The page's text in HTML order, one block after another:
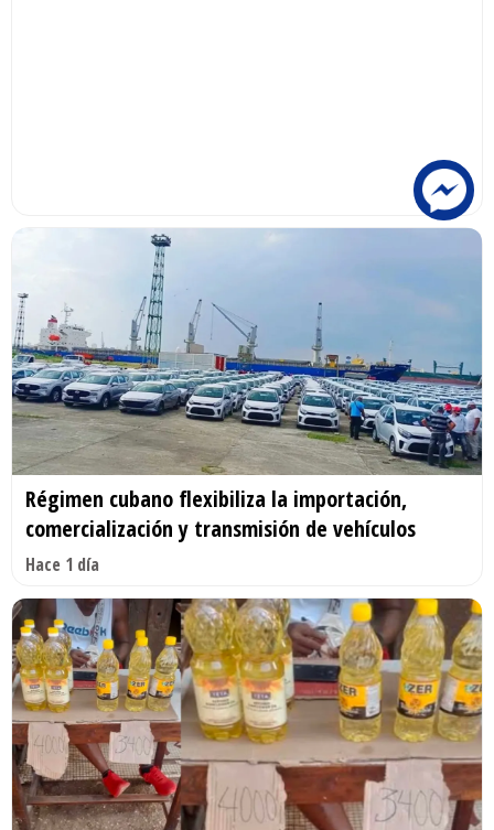
Régimen cubano flexibiliza la importación,
comercialización y transmisión de vehículos
Hace 1 día